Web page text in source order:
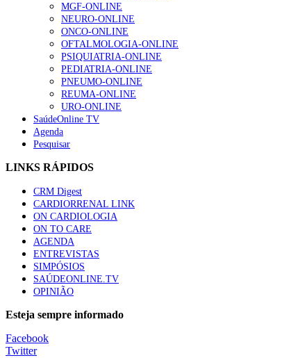
“Os programas de rastreio do cancro do pulmão são
88 visualizações
Quase quatro em cada dez doentes com enfarte
86 visualizações
Trodelvy aprovado para primeira linha no cancro da
61 visualizações
MAIS NOTÍCIAS
Quase 11.900 jovens recorreram aos cheques psicólogo e
MGF-ONLINE
NEURO-ONLINE
ONCO-ONLINE
OFTALMOLOGIA-ONLINE
PSIQUIATRIA-ONLINE
PEDIATRIA-ONLINE
PNEUMO-ONLINE
REUMA-ONLINE
URO-ONLINE
SaúdeOnline TV
Agenda
Pesquisar
LINKS RÁPIDOS
CRM Digest
CARDIORRENAL LINK
ON CARDIOLOGIA
ON TO CARE
AGENDA
ENTREVISTAS
SIMPÓSIOS
SAÚDEONLINE.TV
OPINIÃO
Esteja sempre informado
Facebook
Twitter